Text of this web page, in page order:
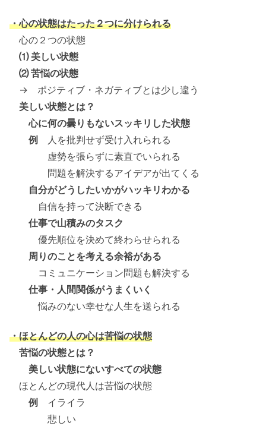
・心の状態はたった２つに分けられる
心の２つの状態
⑴ 美しい状態
⑵ 苦悩の状態
→ ポジティブ・ネガティブとは少し違う
美しい状態とは？
心に何の曇りもないスッキリした状態
例 人を批判せず受け入れられる
虚勢を張らずに素直でいられる
問題を解決するアイデアが出てくる
自分がどうしたいかがハッキリわかる
自信を持って決断できる
仕事で山積みのタスク
優先順位を決めて終わらせられる
周りのことを考える余裕がある
コミュニケーション問題も解決する
仕事・人間関係がうまくいく
悩みのない幸せな人生を送られる
・ほとんどの人の心は苦悩の状態
苦悩の状態とは？
美しい状態にないすべての状態
ほとんどの現代人は苦悩の状態
例
イライラ
悲しい